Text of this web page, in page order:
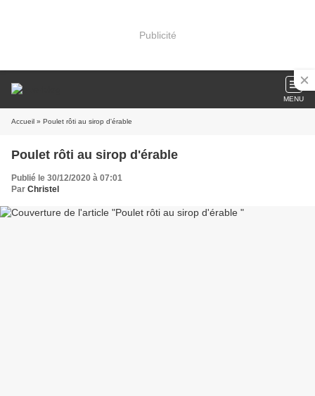
Publicité
MENU
Accueil » Poulet rôti au sirop d'érable
Poulet rôti au sirop d'érable
Publié le 30/12/2020 à 07:01
Par Christel